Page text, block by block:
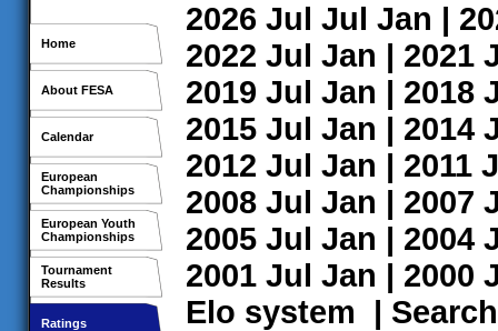
Home
About FESA
Calendar
European
Championships
European Youth
Championships
Tournament
Results
Ratings
2026 Jul Jul Jan |
2022 Jul Jan | 2021
2019 Jul Jan | 2018
2015 Jul Jan | 2014
2012 Jul Jan | 2011
2008 Jul Jan | 2007
2005 Jul Jan | 2004
2001 Jul Jan | 2000
Elo system | Search